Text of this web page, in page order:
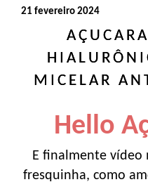
21 fevereiro 2024
MICELAR
Hello
E finalmente vídeo
fresquinha, como